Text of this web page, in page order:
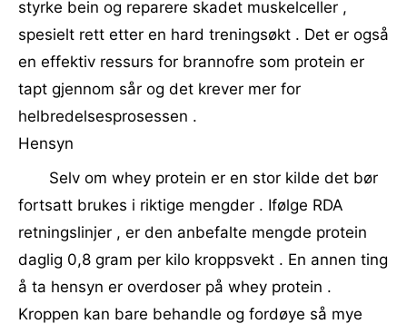
styrke bein og reparere skadet muskelceller ,
spesielt rett etter en hard treningsøkt . Det er også
en effektiv ressurs for brannofre som protein er
tapt gjennom sår og det krever mer for
helbredelsesprosessen .
Hensyn
Selv om whey protein er en stor kilde det bør
fortsatt brukes i riktige mengder . Ifølge RDA
retningslinjer , er den anbefalte mengde protein
daglig 0,8 gram per kilo kroppsvekt . En annen ting
å ta hensyn er overdoser på whey protein .
Kroppen kan bare behandle og fordøye så mye